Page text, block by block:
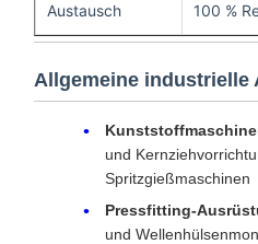
Austausch 100 %
Allgemeine industrielle
und
Spritzgießmaschinen
Pressfitting-
und